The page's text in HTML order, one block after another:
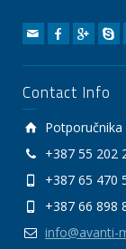
Contact Info
+387 55 202
+387 65 470
+387 66 898
info@avanti-